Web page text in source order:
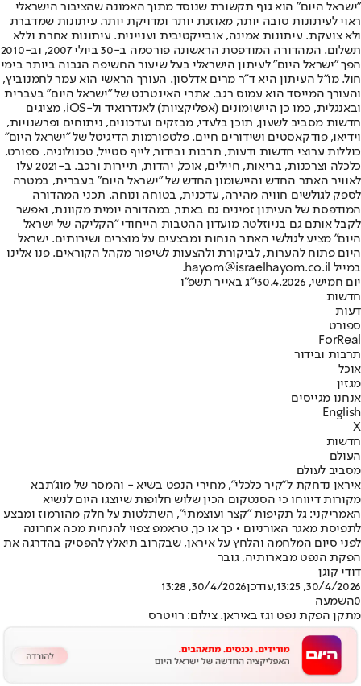
"ישראל היום" הוא גוף תקשורת שנוסד מתוך האמונה שהציבור הישראלי
ראוי לעיתונות טובה יותר, מאוזנת יותר ומדויקת יותר. עיתונות שמדברת
ולא צועקת. עיתונות אמינה, אובייקטיבית ועניינית. עיתונות אחרת וללא
תשלום. המהדורה המודפסת הראשונה פורסמה ב-30 ביולי 2007, וב-2010
הפך "ישראל היום" לעיתון הישראלי בעל שיעור החשיפה הגבוה ביותר בימי
חול. מו"ל העיתון היא ד"ר מרים אדלסון. העורך הראשי הוא עמר לחמנוביץ,
והעורך המייסד הוא עמוס רגב. אתרי האינטרנט של "ישראל היום" בעברית
ובאנגלית, כמו כן היישומונים (אפליקציות) לאנדרואיד ול-iOS, מציגים
חדשות מסביב לשעון, תוכן בלעדי, מבזקים ועדכונים, ניתוחים ופרשנויות,
וידיאו, פודקאסטים ושידורים חיים. פלטפורמות הדיגיטל של "ישראל היום"
כוללות ערוצי חדשות ודעות, תרבות ובידור, לייף סטייל, טכנולוגיה, ספורט,
כלכלה וצרכנות, בריאות, חיילים, אוכל, יהדות, תיירות ורכב. ב-2021 עלו
לאוויר האתר החדש והיישומון החדש של "ישראל היום" בעברית, במטרה
לספק לגולשים חוויה מהירה, עדכנית, בטוחה ונוחה. תכני המהדורה
המודפסת של העיתון זמינים גם באתר, במהדורה יומית מקוונת, ואפשר
לקבל אותם גם בניוזלטר. מועדון ההטבות הייחודי "הקליקה של ישראל
היום" מציע לגולשי האתר הנחות ומבצעים על מוצרים ושירותים. ישראל
היום פתוח להערות, לביקורת ולהצעות לשיפור מקהל הקוראים. פנו אלינו
במייל hayom@israelhayom.co.il.
יום חמישי, 30.4.2026
י"ג באייר תשפ"ו
חדשות
דעות
ספורט
ForReal
תרבות ובידור
אוכל
מגזין
אנחנו מגייסים
English
X
חדשות
העולם
מסביב לעולם
איראן נדחקת ל"קיר כלכלי", מחירי הנפט בשיא - והמסר של מוג'תבא
מקורות דיווחו כי הסנטקום הכין שלוש חלופות שיוצגו היום לנשיא
האמריקני: גל תקיפות "קצר ועוצמתי", השתלטות על חלק מהורמוז ומבצע
לתפיסת מאגר האורניום • כך או כך, טראמפ צפוי להנחית מכה אחרונה
לפני סיום המלחמה והלחץ על איראן, שבקרוב תיאלץ להפסיק בהדרגה את
הפקת הנפט מבארותיה, גובר
דודי קוגן
30/4/2026, 13:25
,עודכן30/4/2026, 13:28
0השמעה
מתקן הפקת נפט וגז באיראן. צילום: רויטרס